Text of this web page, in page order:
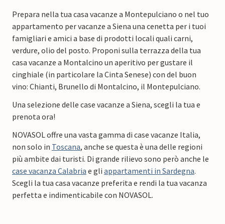
Prepara nella tua casa vacanze a Montepulciano o nel tuo
appartamento per vacanze a Siena una cenetta per i tuoi
famigliari e amici a base di prodotti locali quali carni,
verdure, olio del posto. Proponi sulla terrazza della tua
casa vacanze a Montalcino un aperitivo per gustare il
cinghiale (in particolare la Cinta Senese) con del buon
vino: Chianti, Brunello di Montalcino, il Montepulciano.
Una selezione delle case vacanze a Siena, scegli la tua e
prenota ora!
NOVASOL offre una vasta gamma di case vacanze Italia,
non solo in Toscana, anche se questa è una delle regioni
più ambite dai turisti. Di grande rilievo sono però anche le
case vacanza Calabria e gli appartamenti in Sardegna.
Scegli la tua casa vacanze preferita e rendi la tua vacanza
perfetta e indimenticabile con NOVASOL.